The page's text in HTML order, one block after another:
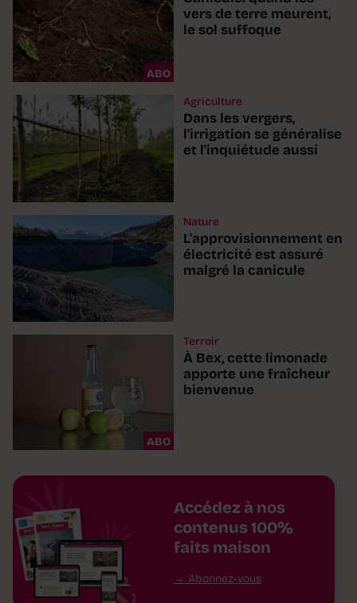
ABO
vers de terre meurent,
le sol suffoque
Agriculture
Dans les vergers,
l'irrigation se généralise
et l'inquiétude aussi
Nature
L'approvisionnement en
électricité est assuré
malgré la canicule
ABO
Terroir
À Bex, cette limonade
apporte une fraîcheur
bienvenue
Accédez à nos
contenus 100%
faits maison
Abonnez-vous